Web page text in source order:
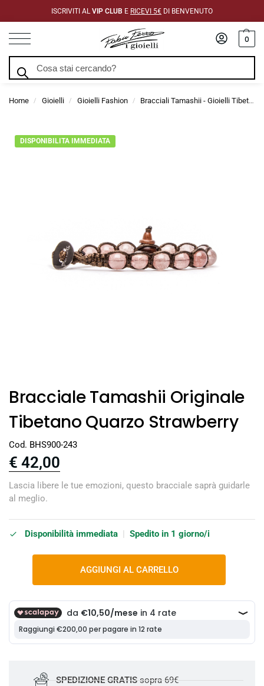
ISCRIVITI AL VIP CLUB E RICEVI 5€ DI BENVENUTO
0
Home / Gioielli / Gioielli Fashion / Bracciali Tamashii - Gioielli Tibetani di Tendenza
DISPONIBILITA IMMEDIATA
Bracciale Tamashii Originale
Tibetano Quarzo Strawberry
Cod. BHS900-243
€ 42,00
Lascia libere le tue emozioni, questo bracciale saprà guidarle
al meglio.
Disponibilità immediata Spedito in 1 giorno/i
AGGIUNGI AL CARRELLO
SPEDIZIONE GRATISsopra 69€